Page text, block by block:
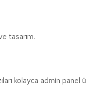
tasarım.
kolayca admin panel